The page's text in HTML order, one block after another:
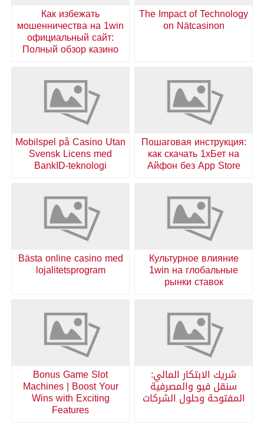
The Impact of Technology
on Nätcasinon
Как избежать
мошенничества на 1win
официальный сайт:
Полный обзор казино
Пошаговая инструкция:
как скачать 1хБет на
Айфон без App Store
Mobilspel på Casino Utan
Svensk Licens med
BankID-teknologi
Культурное влияние
1win на глобальные
рынки ставок
Bästa online casino med
lojalitetsprogram
شريك الابتكار المالي:
سنقل فيو والمصرفية
المفتوحة وحلول الشركات
Bonus Game Slot
Machines | Boost Your
Wins with Exciting
Features